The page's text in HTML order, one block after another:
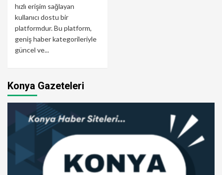
hızlı erişim sağlayan
kullanıcı dostu bir
platformdur. Bu platform,
geniş haber kategorileriyle
güncel ve...
Konya Gazeteleri